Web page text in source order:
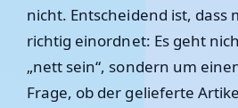
nicht. Entscheidend ist, dass
richtig einordnet: Es geht
„nett sein“, sondern um
Frage, ob der gelieferte